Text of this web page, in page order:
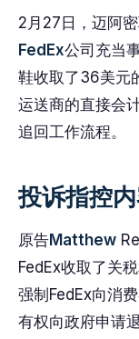
2月27日，迈阿
FedEx公司充当
鞋收取了36美元
运送商的直接会
追回工作流程。
投诉指控
原告Matthew
FedEx收取了关
强制FedEx向消
有权向政府申请